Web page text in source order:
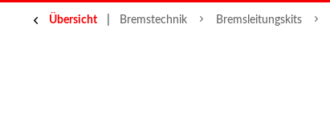
Übersicht Bremstechnik Bremsleitungskits